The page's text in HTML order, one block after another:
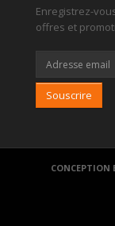
Enregistrez-
offres et
Souscrire
CONCEPTION